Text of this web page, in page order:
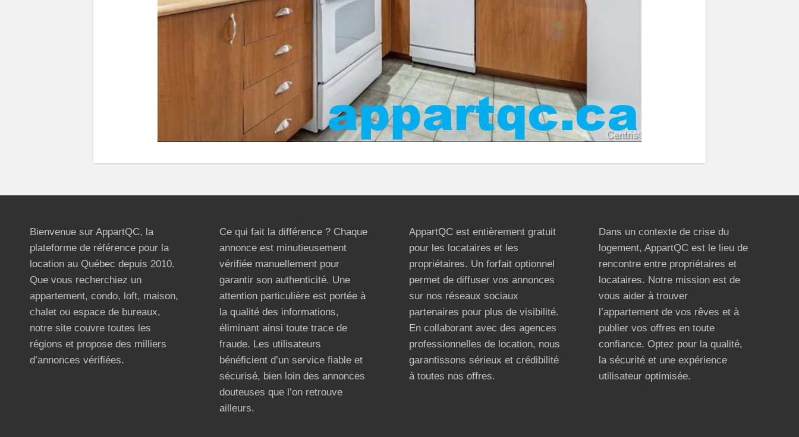
Bienvenue sur AppartQC, la
plateforme de référence pour la
location au Québec depuis 2010.
Que vous recherchiez un
appartement, condo, loft, maison,
chalet ou espace de bureaux,
notre site couvre toutes les
régions et propose des milliers
d’annonces vérifiées.
Ce qui fait la différence ? Chaque
annonce est minutieusement
vérifiée manuellement pour
garantir son authenticité. Une
attention particulière est portée à
la qualité des informations,
éliminant ainsi toute trace de
fraude. Les utilisateurs
bénéficient d’un service fiable et
sécurisé, bien loin des annonces
douteuses que l’on retrouve
ailleurs.
AppartQC est entièrement gratuit
pour les locataires et les
propriétaires. Un forfait optionnel
permet de diffuser vos annonces
sur nos réseaux sociaux
partenaires pour plus de visibilité.
En collaborant avec des agences
professionnelles de location, nous
garantissons sérieux et crédibilité
à toutes nos offres.
Dans un contexte de crise du
logement, AppartQC est le lieu de
rencontre entre propriétaires et
locataires. Notre mission est de
vous aider à trouver
l’appartement de vos rêves et à
publier vos offres en toute
confiance. Optez pour la qualité,
la sécurité et une expérience
utilisateur optimisée.